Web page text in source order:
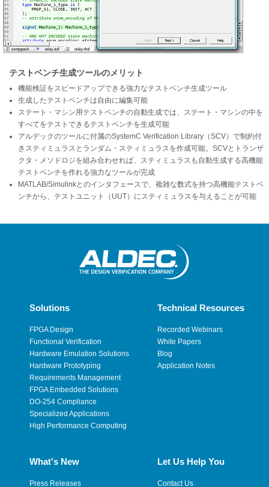
テストベンチ生成ツールのメリット
機能検証をスピードアップできる強力なテストベンチ生成ツール
生成したテストベンチは自由に編集可能
ステート・マシン用テストベンチの自動生成では、ステート・マシンの中を
すべてをテストできるテストベンチを生成可能
アルデックのツールに付属のSystemC Verification Library（SCV）で制約付
きスティミュラスとランダム・スティミュラスを作成可能。SCVとトランザ
クタ・メソドロジを組み合わせれば、スティミュラスも自動生成する高機能
テストベンチを作れる強力なツールが完成
MATLAB/Simulinkとのインタフェースで、複雑な数式を持つ高機能テストベ
ンチから、テストユニット（UUT）にスティミュラスを与えることが可能
Solutions
FPGA Design
Functional Verification
Hardware Emulation Solutions
Hardware Prototyping
Requirements Management
FPGA Embedded Solutions
DO-254 Compliance
Specialized Applications
High Performance Computing
Technical Resources
Recorded Webinars
White Papers
Blog
Application Notes
What's New
Press Releases
Let Us Help You
Contact Us